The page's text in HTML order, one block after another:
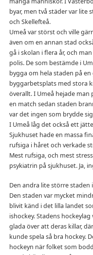
byar, men två städer var lite
och Skellefteå.
Umeå var störst och ville
även om en annan stad
gå i skolan i flera år, och
polis. De som bestämde i
bygga om hela staden på
byggarbetsplats med stora
överallt. I Umeå hejade
en match sedan staden
var det ingen som brydde
I Umeå låg det också ett
Sjukhuset hade en massa
rufsiga i håret och verkade
Mest rufsiga, och mest
psykiatrin på sjukhuset. Ja,
Den andra lite större
Den staden var mycket
blivit känd i det lilla landet
ishockey. Stadens
glada över att deras killar,
kunde spela så bra hockey.
hockeyn när folket som